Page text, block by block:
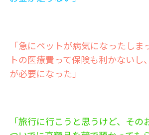
「急にペットが病気になったしま
トの医療費って保険も利かないし
が必要になった」
「旅行に行こうと思うけど、その